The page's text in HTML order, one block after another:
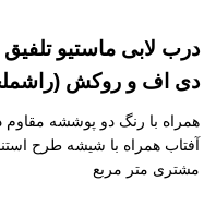
درب لابی ماستیو
دی اف و روکش
همراه با رنگ دو پوششه مقاوم
مشتری متر مربع